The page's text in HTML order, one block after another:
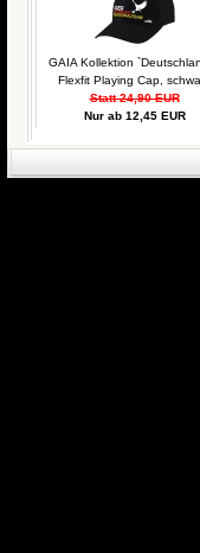
GAIA Kollektion
Flexfit Playing Cap,
Statt 24,90 EUR
Nur ab 12,45 EUR